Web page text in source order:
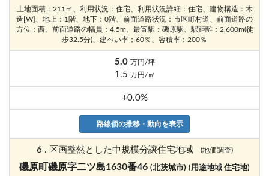
土地面積：211㎡、利用状況：住宅、利用状況詳細：住宅、建物構造：木
造[W]、地上：1階、地下：0階、前面道路状況：市区町村道、前面道路の
方位：西、前面道路の幅員：4.5m、最寄駅：磯原駅、駅距離：2,600m(徒
歩32.5分)、建ぺい率；60％、容積率：200％
5.0 万円/坪
1.5 万円/㎡
+0.0%
路線価の推移・動向を表示
6 . 区画整然とした中規模分譲住宅地域 (地価調査)
磯原町磯原字二ツ島1630番46 (北茨城市) (用途地域 住宅地)